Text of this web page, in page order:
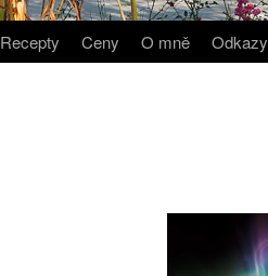
Recepty Ceny O mně Odkazy